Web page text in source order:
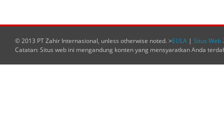
© 2013 PT Zahir Internasional, unless otherwise noted. >EULA | Situs Web
Catatan: Situs web ini mengandung konten yang mensyaratkan Anda